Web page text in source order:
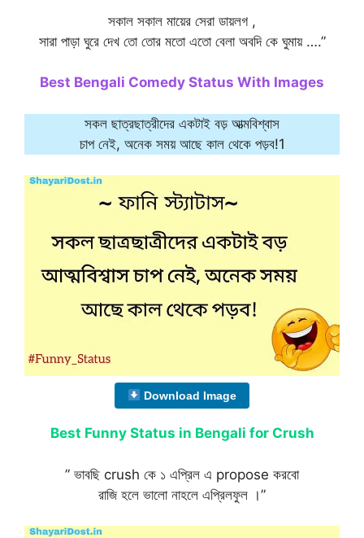
সকাল সকাল মায়ের সেরা ডায়লগ ,
সারা পাড়া ঘুরে দেখ তো তোর মতো এতো বেলা অবদি কে ঘুমায় ….”
Best Bengali Comedy Status With Images
সকল ছাত্রছাত্রীদের একটাই বড় আত্মবিশ্বাস
চাপ নেই, অনেক সময় আছে কাল থেকে পড়ব!1
Download Image
Best Funny Status in Bengali for Crush
” ভাবছি crush কে ১ এপ্রিল এ propose করবো
রাজি হলে ভালো নাহলে এপ্রিলফুল ।”